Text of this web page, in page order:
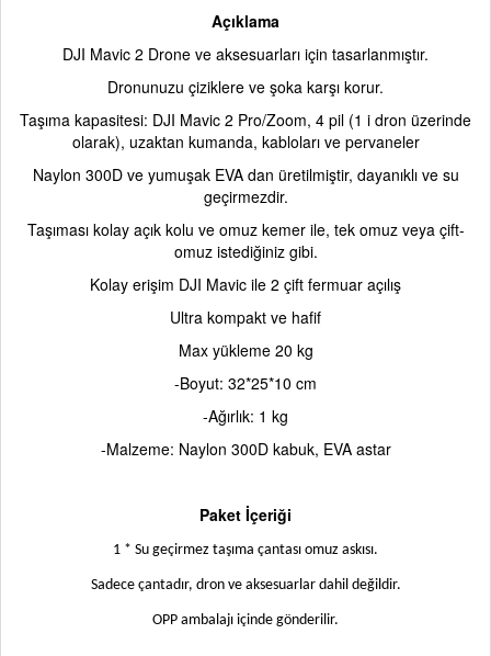
Açıklama
DJI Mavic 2 Drone ve aksesuarları için tasarlanmıştır.
Dronunuzu çiziklere ve şoka karşı korur.
Taşıma kapasitesi: DJI Mavic 2 Pro/Zoom, 4 pil (1 i dron üzerinde
olarak), uzaktan kumanda, kabloları ve pervaneler
Naylon 300D ve yumuşak EVA dan üretilmiştir, dayanıklı ve su
geçirmezdir.
Taşıması kolay açık kolu ve omuz kemer ile, tek omuz veya çift-
omuz istediğiniz gibi.
Kolay erişim DJI Mavic ile 2 çift fermuar açılış
Ultra kompakt ve hafif
Max yükleme 20 kg
-Boyut: 32*25*10 cm
-Ağırlık: 1 kg
-Malzeme: Naylon 300D kabuk, EVA astar
Paket İçeriği
1 * Su geçirmez taşıma çantası omuz askısı.
Sadece çantadır, dron ve aksesuarlar dahil değildir.
OPP ambalajı içinde gönderilir.